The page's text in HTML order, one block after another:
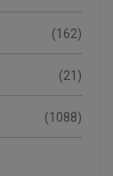
(162)
(21)
(1088)